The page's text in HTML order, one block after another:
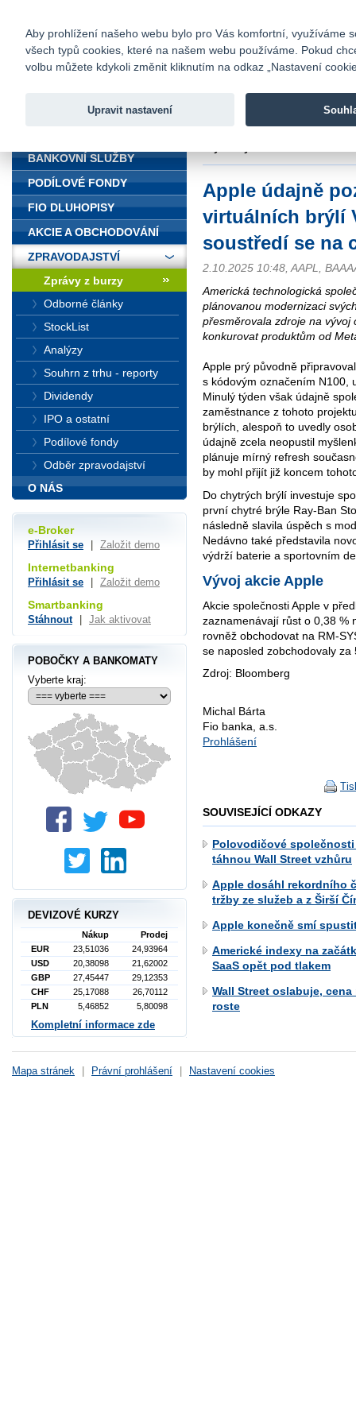
Fio banka
Fio banka
Apple údajně
virtuálních brýlí
soustředí se na
2.10.2025 10:48, AAPL,
Americká technologická
plánovanou modernizaci
přesměrovala zdroje na
konkurovat produktům od
Apple prý původně
s kódovým označením N100,
Minulý týden však údajně
zaměstnance z tohoto
brýlích, alespoň to uvedly
údajně zcela neopustil
plánuje mírný refresh
by mohl přijít již koncem
Do chytrých brýlí investuje
první chytré brýle Ray-Ban
následně slavila úspěch s
Nedávno také představila
výdrží baterie a sportovním
Vývoj akcie Apple
Akcie společnosti Apple v
zaznamenávají růst o 0,38 %
rovněž obchodovat na RM-
se naposled zobchodovaly za
Zdroj: Bloomberg
Michal Bárta
Fio banka, a.s.
Prohlášení
SOUVISEJÍCÍ ODKAZY
Polovodičové
táhnou Wall Street vzhůru
Apple dosáhl rekordního
tržby ze služeb a z Širší
Apple konečně smí
Americké indexy na
SaaS opět pod tlakem
Wall Street oslabuje,
roste
BANKOVNÍ SLUŽBY
PODÍLOVÉ FONDY
FIO DLUHOPISY
AKCIE A OBCHODOVÁNÍ
ZPRAVODAJSTVÍ
Zprávy z burzy
Odborné články
StockList
Analýzy
Souhrn z trhu - reporty
Dividendy
IPO a ostatní
Podílové fondy
Odběr zpravodajství
O NÁS
e-Broker
Přihlásit se Založit demo
Internetbanking
Přihlásit se Založit demo
Smartbanking
Stáhnout Jak aktivovat
POBOČKY A BANKOMATY
Vyberte kraj:
DEVIZOVÉ KURZY
Nákup
Prodej
EUR
23,51036
24,93964
USD
20,38098
21,62002
GBP
27,45447
29,12353
CHF
25,17088
26,70112
PLN
5,46852 5,80098
Kompletní informace zde
Mapa stránek Právní prohlášení Nastavení cookies
Aby prohlížení našeho webu bylo pro Vás komfortní, využíváme
všech typů cookies, které na našem webu používáme. Pokud
volbu můžete kdykoli změnit kliknutím na odkaz „Nastavení
Upravit nastavení